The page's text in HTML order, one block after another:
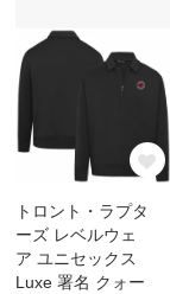
トロント・ラプタ
ーズ レベルウェ
ア ユニセックス
Luxe 署名 クォー